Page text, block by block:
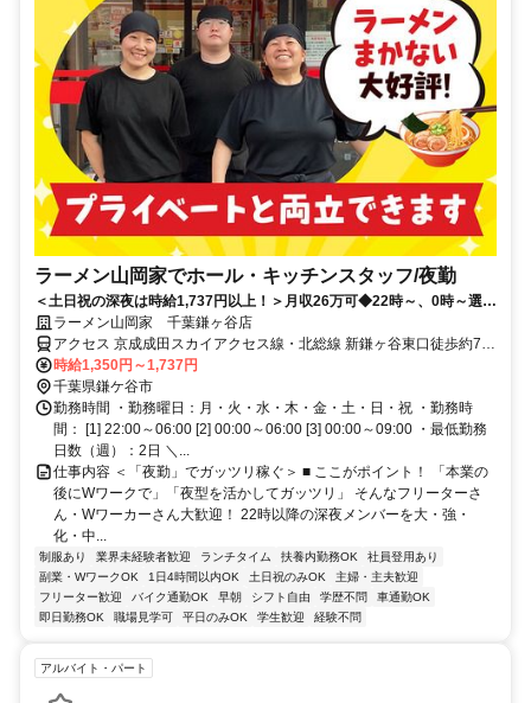
ラーメン山岡家でホール・キッチンスタッフ/夜勤
＜土日祝の深夜は時給1,737円以上！＞月収26万可◆22時～、0時～選べ
る夜勤！本業の後や夜型を活かしてガッツリ稼げる★
ラーメン山岡家 千葉鎌ヶ谷店
アクセス 京成成田スカイアクセス線・北総線 新鎌ヶ谷東口徒歩約7
分、東武野田線〔アーバンパークライン〕 新鎌ヶ谷東口徒歩約7分、
京成松戸線 新鎌ヶ谷東口徒歩約7分 ※北総線「新鎌ヶ谷駅」より徒歩
7分。国道464号を船橋方面から鎌ヶ谷方面へ進み、県道8号との交差
点を左折、約600m先左側。近くにあさひ、イオン、鎌ヶ谷市役所、
びっくりドンキーがあります。※車・バイク通勤OK・電車通勤もラ
クラク
時給1,350円～1,737円
千葉県鎌ケ谷市
勤務時間 ・勤務曜日：月・火・水・木・金・土・日・祝 ・勤務時
間： [1] 22:00～06:00 [2] 00:00～06:00 [3] 00:00～09:00 ・最低勤務
日数（週）：2日 ＼...
仕事内容 ＜「夜勤」でガッツリ稼ぐ＞ ■ ここがポイント！ 「本業の
後にWワークで」「夜型を活かしてガッツリ」 そんなフリーターさ
ん・Wワーカーさん大歓迎！ 22時以降の深夜メンバーを大・強・
化・中...
制服あり 業界未経験者歓迎 ランチタイム 扶養内勤務OK
社員登用あり
副業・WワークOK
1日4時間以内OK 土日祝のみOK
主婦・主夫歓迎
フリーター歓迎
バイク通勤OK 早朝 シフト自由 学歴不問
車通勤OK
即日勤務OK
職場見学可 平日のみOK 学生歓迎 経験不問
アルバイト・パート